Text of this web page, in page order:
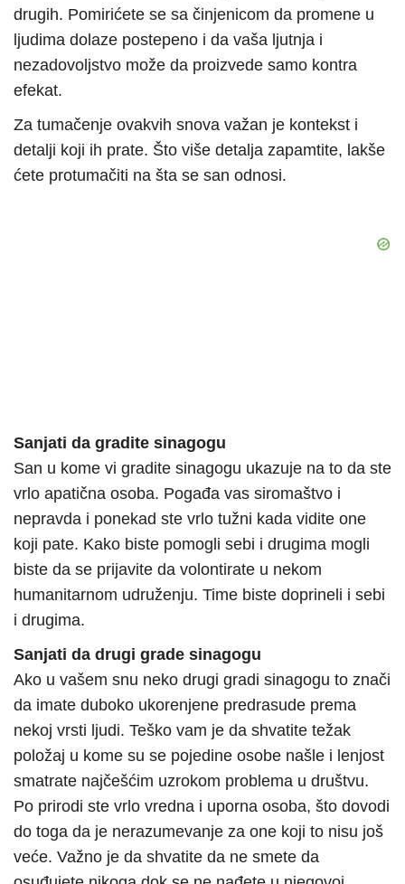
drugih. Pomirićete se sa činjenicom da promene u
ljudima dolaze postepeno i da vaša ljutnja i
nezadovoljstvo može da proizvede samo kontra
efekat.
Za tumačenje ovakvih snova važan je kontekst i
detalji koji ih prate. Što više detalja zapamtite, lakše
ćete protumačiti na šta se san odnosi.
Sanjati da gradite sinagogu
San u kome vi gradite sinagogu ukazuje na to da ste
vrlo apatična osoba. Pogađa vas siromaštvo i
nepravda i ponekad ste vrlo tužni kada vidite one
koji pate. Kako biste pomogli sebi i drugima mogli
biste da se prijavite da volontirate u nekom
humanitarnom udruženju. Time biste doprineli i sebi
i drugima.
Sanjati da drugi grade sinagogu
Ako u vašem snu neko drugi gradi sinagogu to znači
da imate duboko ukorenjene predrasude prema
nekoj vrsti ljudi. Teško vam je da shvatite težak
položaj u kome su se pojedine osobe našle i lenjost
smatrate najčešćim uzrokom problema u društvu.
Po prirodi ste vrlo vredna i uporna osoba, što dovodi
do toga da je nerazumevanje za one koji to nisu još
veće. Važno je da shvatite da ne smete da